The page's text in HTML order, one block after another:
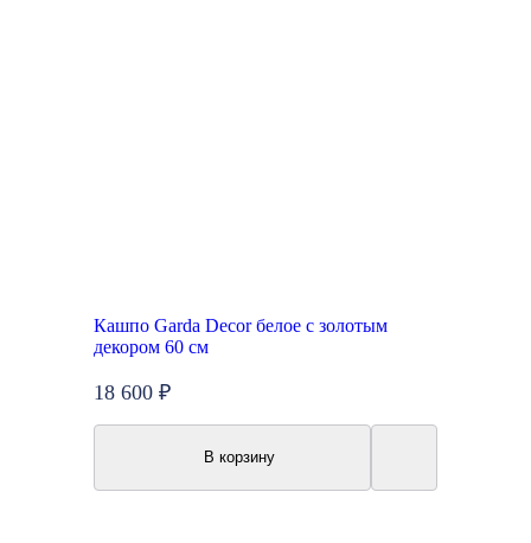
Кашпо Garda Decor белое с золотым
декором 60 см
18 600 ₽
В корзину